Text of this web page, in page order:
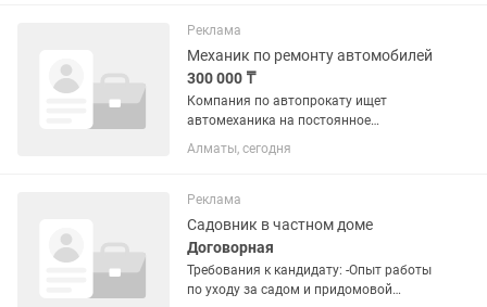
от 370 тысяч тенге!!!! Обязанности: 1.
Управление...
Реклама
Механик по ремонту автомобилей
300 000 ₸
Компания по автопрокату ищет
автомеханика на постоянное
сотрудничество. Обязанности:
Техническое обслуживание
Проведение мелкого и текущего
ремонта. Диагностика...
Алматы, сегодня
Реклама
Садовник в частном доме
Договорная
Требования к кандидату: -Опыт работы
по уходу за садом и придомовой